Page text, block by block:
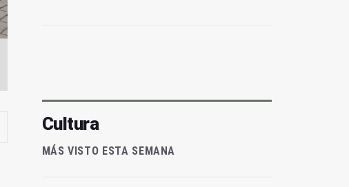
Cultura
MÁS VISTO ESTA SEMANA